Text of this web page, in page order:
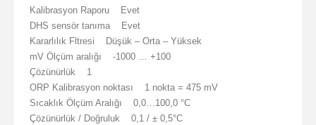
Kalibrasyon Raporu Evet
DHS sensör tanıma Evet
Kararlılık Fltresi Düşük – Orta – Yüksek
mV Ölçüm aralığı -1000 … +100
Çözünürlük 1
ORP Kalibrasyon noktası 1 nokta = 475 mV
Sıcaklık Ölçüm Aralığı 0,0…100,0 °C
Çözünürlük / Doğruluk 0,1 / ± 0,5°C